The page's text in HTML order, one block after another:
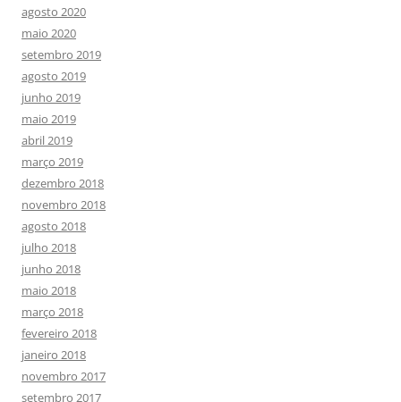
agosto 2020
maio 2020
setembro 2019
agosto 2019
junho 2019
maio 2019
abril 2019
março 2019
dezembro 2018
novembro 2018
agosto 2018
julho 2018
junho 2018
maio 2018
março 2018
fevereiro 2018
janeiro 2018
novembro 2017
setembro 2017